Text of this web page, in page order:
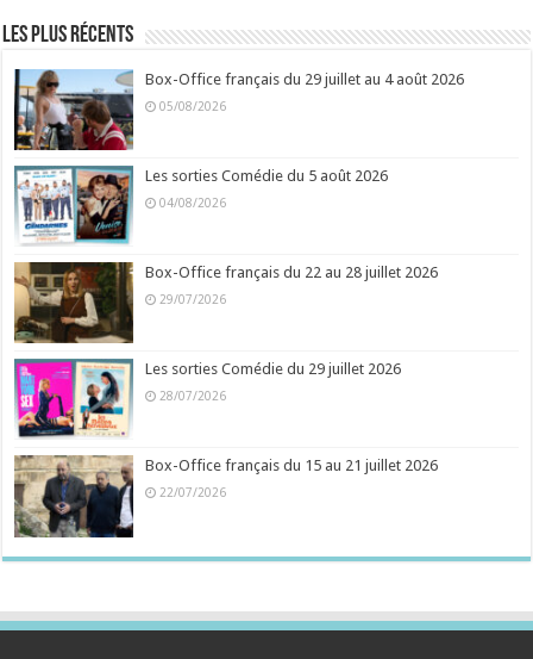
Les plus récents
Box-Office français du 29 juillet au 4 août 2026
05/08/2026
Les sorties Comédie du 5 août 2026
04/08/2026
Box-Office français du 22 au 28 juillet 2026
29/07/2026
Les sorties Comédie du 29 juillet 2026
28/07/2026
Box-Office français du 15 au 21 juillet 2026
22/07/2026